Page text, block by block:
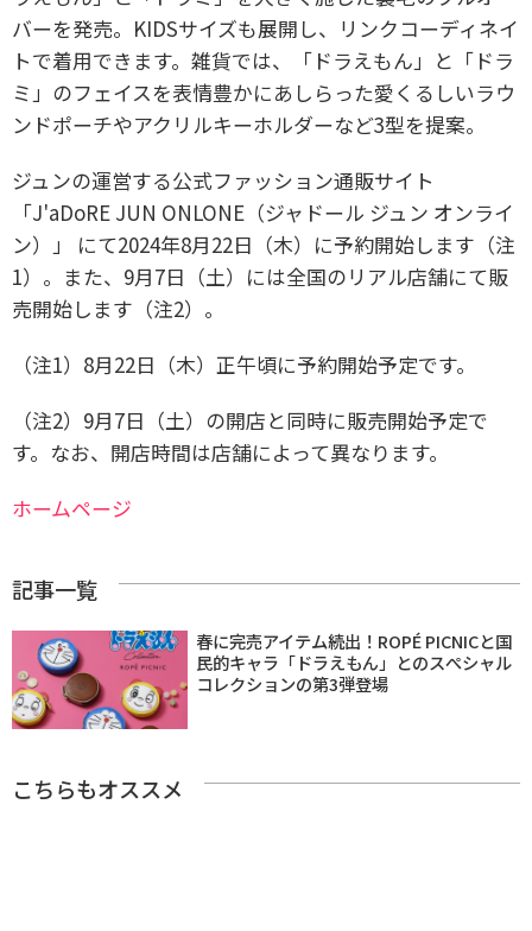
バーを発売。KIDSサイズも展開し、リンクコーディネイ
トで着用できます。雑貨では、「ドラえもん」と「ドラ
ミ」のフェイスを表情豊かにあしらった愛くるしいラウ
ンドポーチやアクリルキーホルダーなど3型を提案。
ジュンの運営する公式ファッション通販サイト
「J'aDoRE JUN ONLONE（ジャドール ジュン オンライ
ン）」 にて2024年8月22日（木）に予約開始します（注
1）。また、9月7日（土）には全国のリアル店舗にて販
売開始します（注2）。
（注1）8月22日（木）正午頃に予約開始予定です。
（注2）9月7日（土）の開店と同時に販売開始予定で
す。なお、開店時間は店舗によって異なります。
ホームページ
記事一覧
春に完売アイテム続出！ROPÉ PICNICと国
民的キャラ「ドラえもん」とのスぺシャル
コレクションの第3弾登場
こちらもオススメ